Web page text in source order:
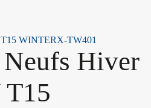
T15 WINTERX-TW401
Hiver